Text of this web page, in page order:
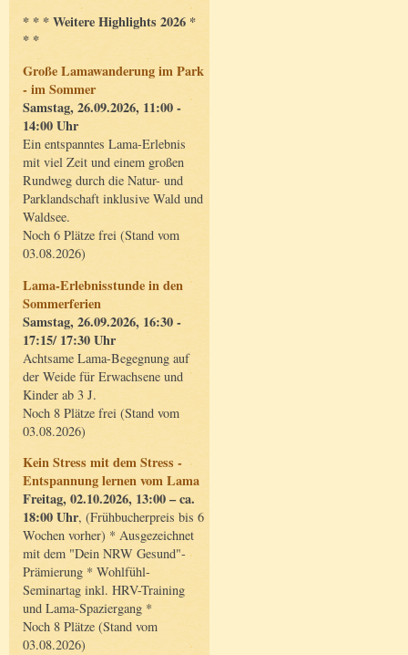
* * * Weitere Highlights 2026 *
* *
Große Lamawanderung im Park
- im Sommer
Samstag, 26.09.2026, 11:00 -
14:00 Uhr
Ein entspanntes Lama-Erlebnis
mit viel Zeit und einem großen
Rundweg durch die Natur- und
Parklandschaft inklusive Wald und
Waldsee.
Noch 6 Plätze frei (Stand vom
03.08.2026)
Lama-Erlebnisstunde in den
Sommerferien
Samstag, 26.09.2026, 16:30 -
17:15/ 17:30 Uhr
Achtsame Lama-Begegnung auf
der Weide für Erwachsene und
Kinder ab 3 J.
Noch 8 Plätze frei (Stand vom
03.08.2026)
Kein Stress mit dem Stress -
Entspannung lernen vom Lama
Freitag, 02.10.2026, 13:00 – ca.
18:00 Uhr, (Frühbucherpreis bis 6
Wochen vorher) * Ausgezeichnet
mit dem "Dein NRW Gesund"-
Prämierung * Wohlfühl-
Seminartag inkl. HRV-Training
und Lama-Spaziergang *
Noch 8 Plätze (Stand vom
03.08.2026)